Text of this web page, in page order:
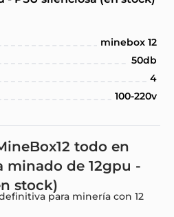
minebox 12
50db
4
100-220v
todo en
minado de 12gpu -
stock)
para minería con 12